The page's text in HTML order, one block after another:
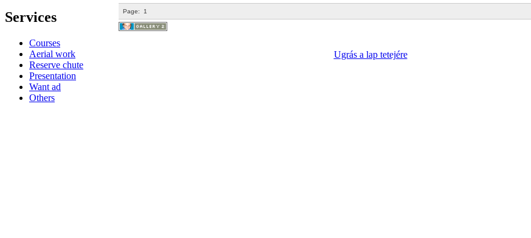
Services
Courses
Aerial work
Reserve chute
Presentation
Want ad
Others
Page: 1
Ugrás a lap tetejére